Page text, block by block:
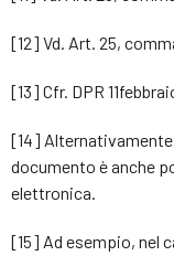
[12] Vd. Art. 25,
[13] Cfr. DPR
[14]
documento è anche
elettronica.
[15] Ad esempio, nel